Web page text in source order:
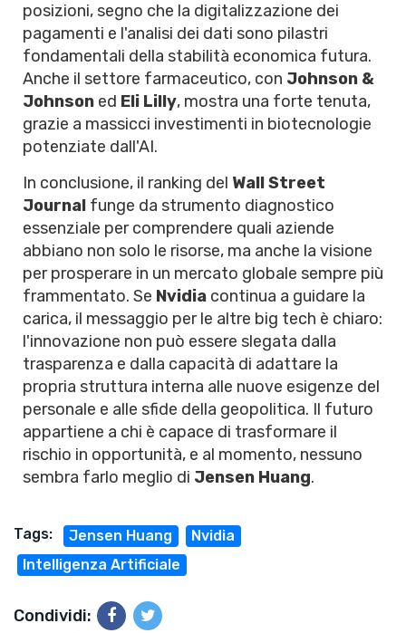
posizioni, segno che la digitalizzazione dei
pagamenti e l'analisi dei dati sono pilastri
fondamentali della stabilità economica futura.
Anche il settore farmaceutico, con Johnson &
Johnson ed Eli Lilly, mostra una forte tenuta,
grazie a massicci investimenti in biotecnologie
potenziate dall'AI.
In conclusione, il ranking del Wall Street
Journal funge da strumento diagnostico
essenziale per comprendere quali aziende
abbiano non solo le risorse, ma anche la visione
per prosperare in un mercato globale sempre più
frammentato. Se Nvidia continua a guidare la
carica, il messaggio per le altre big tech è chiaro:
l'innovazione non può essere slegata dalla
trasparenza e dalla capacità di adattare la
propria struttura interna alle nuove esigenze del
personale e alle sfide della geopolitica. Il futuro
appartiene a chi è capace di trasformare il
rischio in opportunità, e al momento, nessuno
sembra farlo meglio di Jensen Huang.
Tags: Jensen Huang
Nvidia
Intelligenza Artificiale
Condividi: